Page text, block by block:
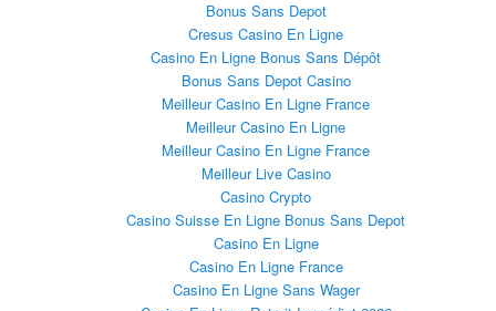
Bonus Sans Depot
Cresus Casino En Ligne
Casino En Ligne Bonus Sans Dépôt
Bonus Sans Depot Casino
Meilleur Casino En Ligne France
Meilleur Casino En Ligne
Meilleur Casino En Ligne France
Meilleur Live Casino
Casino Crypto
Casino Suisse En Ligne Bonus Sans Depot
Casino En Ligne
Casino En Ligne France
Casino En Ligne Sans Wager